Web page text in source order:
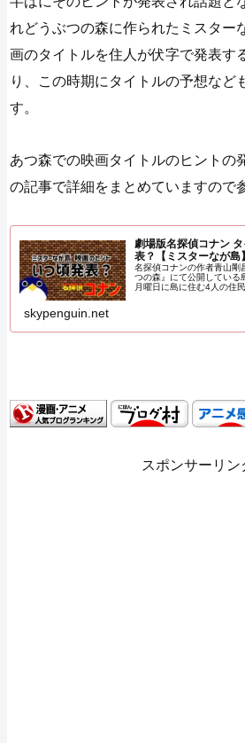
れどうぶつの森に作られたミスター
画のタイトルを住人が伏字で発表す
り、この時期にタイトルの予想など
す。
あつ森での映画タイトルのヒントの
の記事で詳細をまとめていますので
劇場版名探偵コナン
表？【ミスターなが島】
名探偵コナンの作者青山剛
つの森』にて公開している
月曜日に島に住む4人の住
のような役割を果たして
が、毎年9月には翌年公開
おり、毎年ファンの間で話
skypenguin.net
スポンサーリン